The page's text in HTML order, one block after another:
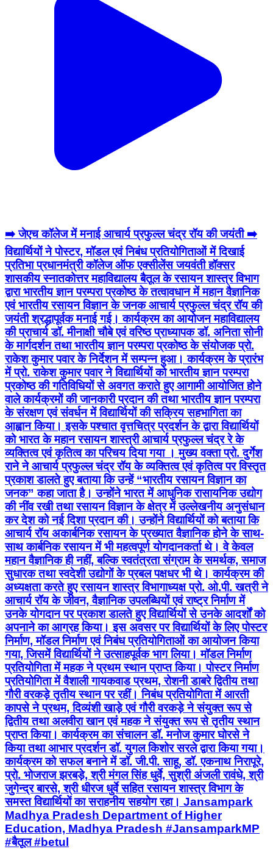
➡️ जेएच कॉलेज में मनाई आचार्य प्रफुल्ल चंद्र रॉय की जयंती ➡️
विद्यार्थियों ने पोस्टर, मॉडल एवं निबंध प्रतियोगिताओं में दिखाई
प्रतिभा प्रधानमंत्री कॉलेज ऑफ एक्सीलेंस जयवंती हॉक्सर
शासकीय स्नातकोत्तर महाविद्यालय बैतूल के रसायन शास्त्र विभाग
द्वारा भारतीय ज्ञान परम्परा प्रकोष्ठ के तत्वावधान में महान वैज्ञानिक
एवं भारतीय रसायन विज्ञान के जनक आचार्य प्रफुल्ल चंद्र रॉय की
जयंती श्रद्धापूर्वक मनाई गई। कार्यक्रम का आयोजन महाविद्यालय
की प्राचार्य डॉ. मीनाक्षी चौबे एवं वरिष्ठ प्राध्यापक डॉ. अनिता सोनी
के मार्गदर्शन तथा भारतीय ज्ञान परम्परा प्रकोष्ठ के संयोजक प्रो.
राकेश कुमार पवार के निर्देशन में सम्पन्न हुआ। कार्यक्रम के प्रारंभ
में प्रो. राकेश कुमार पवार ने विद्यार्थियों को भारतीय ज्ञान परम्परा
प्रकोष्ठ की गतिविधियों से अवगत कराते हुए आगामी आयोजित होने
वाले कार्यक्रमों की जानकारी प्रदान की तथा भारतीय ज्ञान परम्परा
के संरक्षण एवं संवर्धन में विद्यार्थियों की सक्रिय सहभागिता का
आह्वान किया। इसके पश्चात वृत्तचित्र प्रदर्शन के द्वारा विद्यार्थियों
को भारत के महान रसायन शास्त्री आचार्य प्रफुल्ल चंद्र रे के
व्यक्तित्व एवं कृतित्व का परिचय दिया गया । मुख्य वक्ता प्रो. दुर्गेश
राने ने आचार्य प्रफुल्ल चंद्र रॉय के व्यक्तित्व एवं कृतित्व पर विस्तृत
प्रकाश डालते हुए बताया कि उन्हें “भारतीय रसायन विज्ञान का
जनक” कहा जाता है। उन्होंने भारत में आधुनिक रासायनिक उद्योग
की नींव रखी तथा रसायन विज्ञान के क्षेत्र में उल्लेखनीय अनुसंधान
कर देश को नई दिशा प्रदान की। उन्होंने विद्यार्थियों को बताया कि
आचार्य रॉय अकार्बनिक रसायन के प्रख्यात वैज्ञानिक होने के साथ-
साथ कार्बनिक रसायन में भी महत्वपूर्ण योगदानकर्ता थे। वे केवल
महान वैज्ञानिक ही नहीं, बल्कि स्वतंत्रता संग्राम के समर्थक, समाज
सुधारक तथा स्वदेशी उद्योगों के प्रबल पक्षधर भी थे। कार्यक्रम की
अध्यक्षता करते हुए रसायन शास्त्र विभागाध्यक्ष प्रो. ओ.पी. खत्री ने
आचार्य रॉय के जीवन, वैज्ञानिक उपलब्धियों एवं राष्ट्र निर्माण में
उनके योगदान पर प्रकाश डालते हुए विद्यार्थियों से उनके आदर्शों को
अपनाने का आग्रह किया। इस अवसर पर विद्यार्थियों के लिए पोस्टर
निर्माण, मॉडल निर्माण एवं निबंध प्रतियोगिताओं का आयोजन किया
गया, जिसमें विद्यार्थियों ने उत्साहपूर्वक भाग लिया। मॉडल निर्माण
प्रतियोगिता में महक ने प्रथम स्थान प्राप्त किया। पोस्टर निर्माण
प्रतियोगिता में वैशाली गायकवाड प्रथम, रोशनी डाबरे द्वितीय तथा
गौरी वरकड़े तृतीय स्थान पर रहीं। निबंध प्रतियोगिता में आरती
कापसे ने प्रथम, दिव्यंशी खाड़े एवं गौरी वरकड़े ने संयुक्त रूप से
द्वितीय तथा अलवीरा खान एवं महक ने संयुक्त रूप से तृतीय स्थान
प्राप्त किया। कार्यक्रम का संचालन डॉ. मनोज कुमार घोरसे ने
किया तथा आभार प्रदर्शन डॉ. युगल किशोर सरले द्वारा किया गया।
कार्यक्रम को सफल बनाने में डॉ. जी.पी. साहू, डॉ. एकनाथ निरापूरे,
प्रो. भोजराज झरबड़े, श्री मंगल सिंह धुर्वे, सुश्री अंजली रावंधे, श्री
जुगेन्द्र बारसे, श्री धीरज धुर्वे सहित रसायन शास्त्र विभाग के
समस्त विद्यार्थियों का सराहनीय सहयोग रहा। Jansampark
Madhya Pradesh Department of Higher
Education, Madhya Pradesh #JansamparkMP
#बैतूल #betul